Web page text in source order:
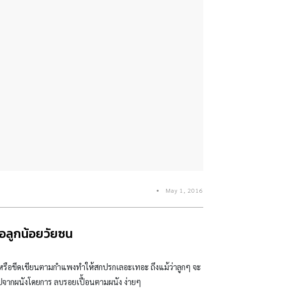
May 1, 2016
ลูกน้อยวัยซน
อขีดเขียนตามกำแพงทำให้สกปรกเลอะเทอะ ถึงแม้ว่าลูกๆ จะ
ากผนังโดยการ ลบรอยเปื้อนตามผนัง ง่ายๆ